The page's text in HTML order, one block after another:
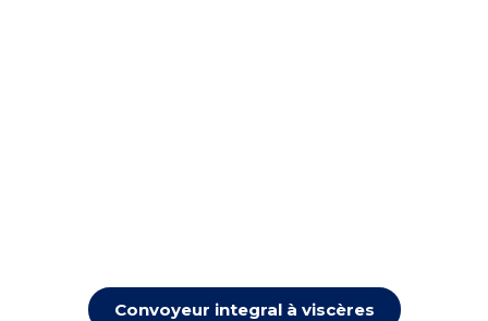
Convoyeur integral à viscères